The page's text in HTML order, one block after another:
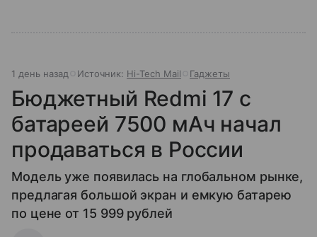
1 день назад Источник: Hi-Tech Mail Гаджеты
Бюджетный Redmi 17 с
батареей 7500 мАч начал
продаваться в России
Модель уже появилась на глобальном рынке,
предлагая большой экран и емкую батарею
по цене от 15 999 рублей